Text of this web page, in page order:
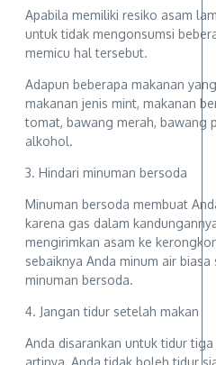
Apabila memiliki resiko asam
untuk tidak mengonsumsi
memicu hal tersebut.
Adapun beberapa makanan
makanan jenis mint, makanan
tomat, bawang merah, bawang
alkohol.
3. Hindari minuman bersoda
Minuman bersoda membuat
karena gas dalam
mengirimkan asam ke
sebaiknya Anda minum air
minuman bersoda.
4. Jangan tidur setelah makan
Anda disarankan untuk tidur
artinya, Anda tidak boleh tidur